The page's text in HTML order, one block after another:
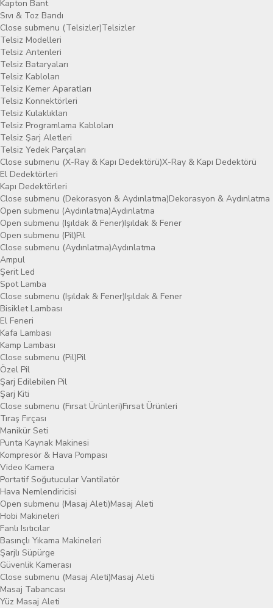
Kapton Bant
Sıvı & Toz Bandı
Close submenu (Telsizler)Telsizler
Telsiz Modelleri
Telsiz Antenleri
Telsiz Bataryaları
Telsiz Kabloları
Telsiz Kemer Aparatları
Telsiz Konnektörleri
Telsiz Kulaklıkları
Telsiz Programlama Kabloları
Telsiz Şarj Aletleri
Telsiz Yedek Parçaları
Close submenu (X-Ray & Kapı Dedektörü)X-Ray & Kapı Dedektörü
El Dedektörleri
Kapı Dedektörleri
Close submenu (Dekorasyon & Aydınlatma)Dekorasyon & Aydınlatma
Open submenu (Aydınlatma)Aydınlatma
Open submenu (Işıldak & Fener)Işıldak & Fener
Open submenu (Pil)Pil
Close submenu (Aydınlatma)Aydınlatma
Ampul
Şerit Led
Spot Lamba
Close submenu (Işıldak & Fener)Işıldak & Fener
Bisiklet Lambası
El Feneri
Kafa Lambası
Kamp Lambası
Close submenu (Pil)Pil
Özel Pil
Şarj Edilebilen Pil
Şarj Kiti
Close submenu (Fırsat Ürünleri)Fırsat Ürünleri
Tıraş Fırçası
Manikür Seti
Punta Kaynak Makinesi
Kompresör & Hava Pompası
Video Kamera
Portatif Soğutucular Vantilatör
Hava Nemlendiricisi
Open submenu (Masaj Aleti)Masaj Aleti
Hobi Makineleri
Fanlı Isıtıcılar
Basınçlı Yıkama Makineleri
Şarjlı Süpürge
Güvenlik Kamerası
Close submenu (Masaj Aleti)Masaj Aleti
Masaj Tabancası
Yüz Masaj Aleti